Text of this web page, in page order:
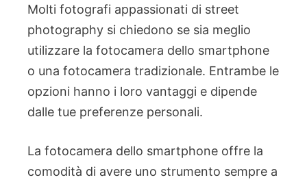
Molti fotografi appassionati di street
photography si chiedono se sia meglio
utilizzare la fotocamera dello smartphone
o una fotocamera tradizionale. Entrambe le
opzioni hanno i loro vantaggi e dipende
dalle tue preferenze personali.
La fotocamera dello smartphone offre la
comodità di avere uno strumento sempre a